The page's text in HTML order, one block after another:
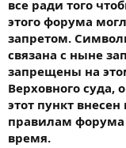
все ради того
этого форума
запретом.
связана с ныне
запрещены на
Верховного суда,
этот пункт
правилам форума
время.